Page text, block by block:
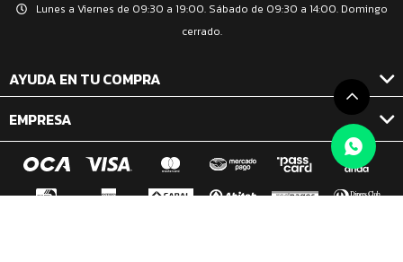
Lunes a Viernes de 09:30 a 19:00. Sábado de 09:30 a 14:00. Domingo
cerrado.
AYUDA EN TU COMPRA
EMPRESA